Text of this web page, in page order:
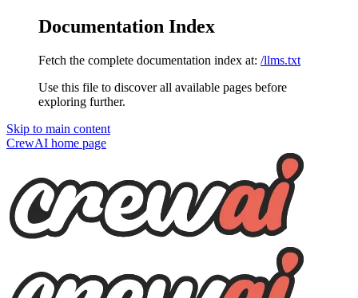
Documentation Index
Fetch the complete documentation index at: /llms.txt
Use this file to discover all available pages before
exploring further.
Skip to main content
CrewAI home page